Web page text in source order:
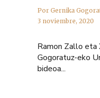
Por Gernika
3 noviembre, 2020
Ramon Zallo eta
Gogoratuz-eko
bideoa...